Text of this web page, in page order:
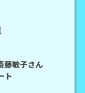
敏子さん
ト